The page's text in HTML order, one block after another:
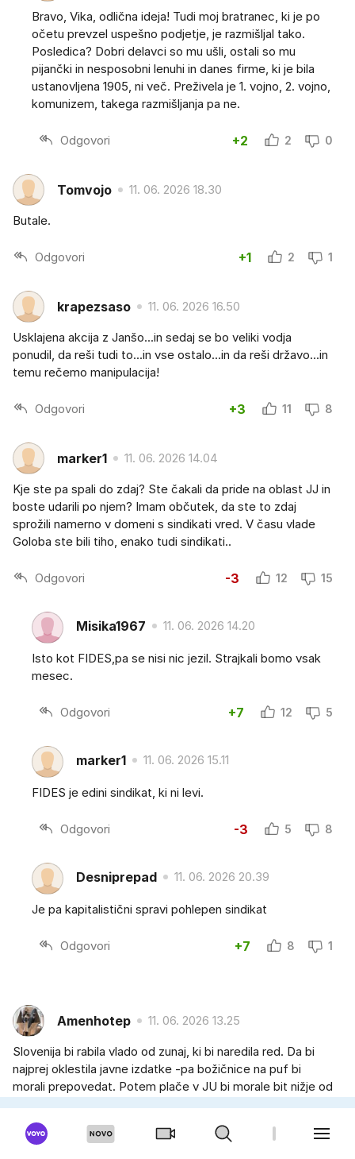
Bravo, Vika, odlična ideja! Tudi moj bratranec, ki je po
očetu prevzel uspešno podjetje, je razmišljal tako.
Posledica? Dobri delavci so mu ušli, ostali so mu
pijančki in nesposobni lenuhi in danes firme, ki je bila
ustanovljena 1905, ni več. Preživela je 1. vojno, 2. vojno,
komunizem, takega razmišljanja pa ne.
Odgovori +2 2 0
Tomvojo 11. 06. 2026 18.30
Butale.
Odgovori +1 2 1
krapezsaso 11. 06. 2026 16.50
Usklajena akcija z Janšo...in sedaj se bo veliki vodja
ponudil, da reši tudi to...in vse ostalo...in da reši državo...in
temu rečemo manipulacija!
Odgovori +3 11 8
marker1 11. 06. 2026 14.04
Kje ste pa spali do zdaj? Ste čakali da pride na oblast JJ in
boste udarili po njem? Imam občutek, da ste to zdaj
sprožili namerno v domeni s sindikati vred. V času vlade
Goloba ste bili tiho, enako tudi sindikati..
Odgovori -3 12 15
Misika1967 11. 06. 2026 14.20
Isto kot FIDES,pa se nisi nic jezil. Strajkali bomo vsak
mesec.
Odgovori +7 12 5
marker1 11. 06. 2026 15.11
FIDES je edini sindikat, ki ni levi.
Odgovori -3 5 8
Desniprepad 11. 06. 2026 20.39
Je pa kapitalistični spravi pohlepen sindikat
Odgovori +7 8 1
Amenhotep 11. 06. 2026 13.25
Slovenija bi rabila vlado od zunaj, ki bi naredila red. Da bi
najprej oklestila javne izdatke -pa božičnice na puf bi
morali prepovedat. Potem plače v JU bi morale bit nižje od
Vse socijalne transferje prepolovit in vse socijalarje
individualno preverit, če sploh to polovico lahko dobijo. Ne